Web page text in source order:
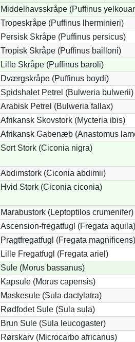
Middelhavsskråpe (Puffinus
Tropeskråpe (Puffinus lherminieri)
Persisk Skråpe (Puffinus persicus)
Tropisk Skråpe (Puffinus bailloni)
Lille Skråpe (Puffinus baroli)
Dværgskråpe (Puffinus boydi)
Spidshalet Petrel (Bulweria bulwerii)
Arabisk Petrel (Bulweria fallax)
Afrikansk Skovstork (Mycteria ibis)
Afrikansk Gabenæb (Anastomus
Sort Stork (Ciconia nigra)
Abdimstork (Ciconia abdimii)
Hvid Stork (Ciconia ciconia)
Marabustork (Leptoptilos crumenifer)
Ascension-fregatfugl (Fregata aquila)
Pragtfregatfugl (Fregata magnificens)
Lille Fregatfugl (Fregata ariel)
Sule (Morus bassanus)
Kapsule (Morus capensis)
Maskesule (Sula dactylatra)
Rødfodet Sule (Sula sula)
Brun Sule (Sula leucogaster)
Rørskarv (Microcarbo africanus)